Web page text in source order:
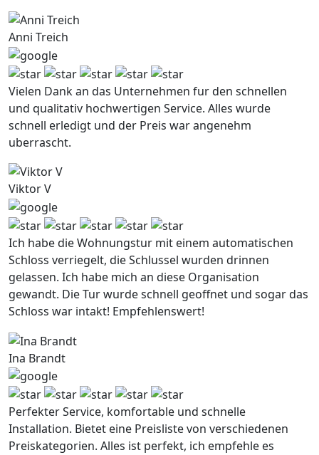
Anni Treich
Vielen Dank an das Unternehmen fur den schnellen
und qualitativ hochwertigen Service. Alles wurde
schnell erledigt und der Preis war angenehm
uberrascht.
Viktor V
Ich habe die Wohnungstur mit einem automatischen
Schloss verriegelt, die Schlussel wurden drinnen
gelassen. Ich habe mich an diese Organisation
gewandt. Die Tur wurde schnell geoffnet und sogar das
Schloss war intakt! Empfehlenswert!
Ina Brandt
Perfekter Service, komfortable und schnelle
Installation. Bietet eine Preisliste von verschiedenen
Preiskategorien. Alles ist perfekt, ich empfehle es